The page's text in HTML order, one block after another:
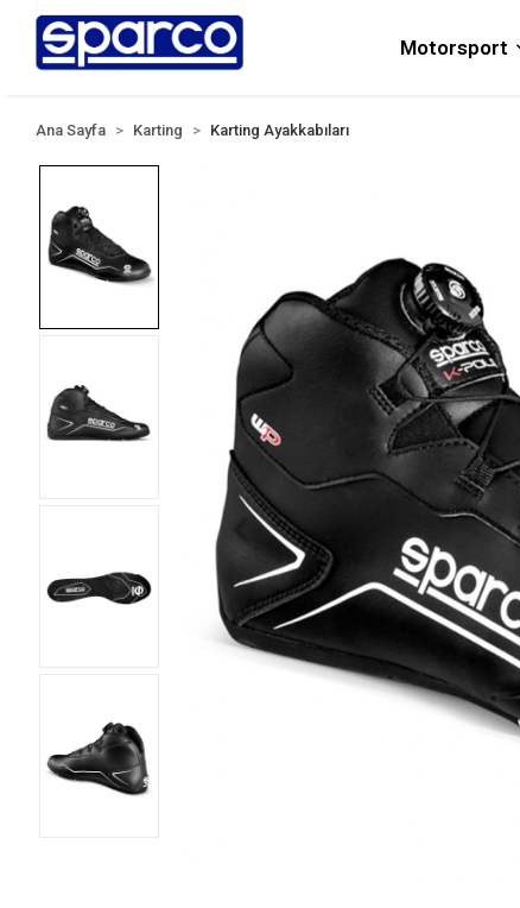
Motorsport
Ana Sayfa Karting Karting Ayakkabıları